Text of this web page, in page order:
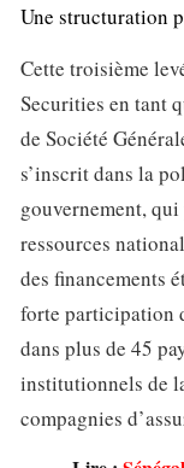
Une structuration
Cette troisième
Securities en tant
de Société
s’inscrit dans la
gouvernement,
ressources
des financements
forte participation
dans plus de 45
institutionnels de
compagnies